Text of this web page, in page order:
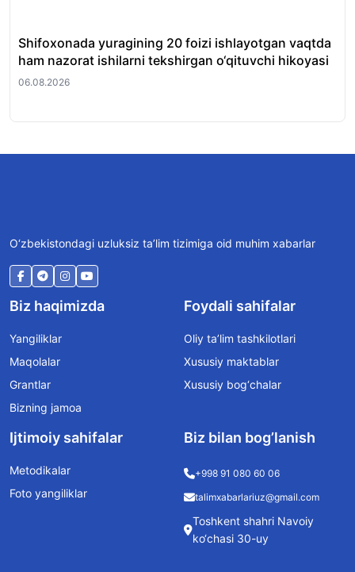
Shifoxonada yuragining 20 foizi ishlayotgan vaqtda
ham nazorat ishilarni tekshirgan o‘qituvchi hikoyasi
06.08.2026
O‘zbekistondagi uzluksiz ta’lim tizimiga oid muhim xabarlar
Biz haqimizda
Yangiliklar
Maqolalar
Grantlar
Bizning jamoa
Foydali sahifalar
Oliy ta’lim tashkilotlari
Xususiy maktablar
Xususiy bog‘chalar
Ijtimoiy sahifalar
Metodikalar
Foto yangiliklar
Biz bilan bog’lanish
+998 91 080 60 06
talimxabarlariuz@gmail.com
Toshkent shahri Navoiy
ko‘chasi 30-uy